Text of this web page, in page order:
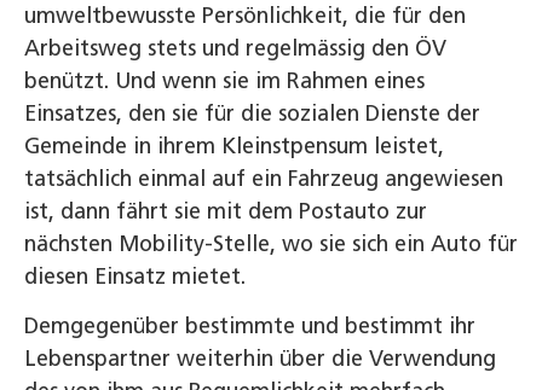
umweltbewusste Persönlichkeit, die für den
Arbeitsweg stets und regelmässig den ÖV
benützt. Und wenn sie im Rahmen eines
Einsatzes, den sie für die sozialen Dienste der
Gemeinde in ihrem Kleinstpensum leistet,
tatsächlich einmal auf ein Fahrzeug angewiesen
ist, dann fährt sie mit dem Postauto zur
nächsten Mobility-Stelle, wo sie sich ein Auto für
diesen Einsatz mietet.
Demgegenüber bestimmte und bestimmt ihr
Lebenspartner weiterhin über die Verwendung